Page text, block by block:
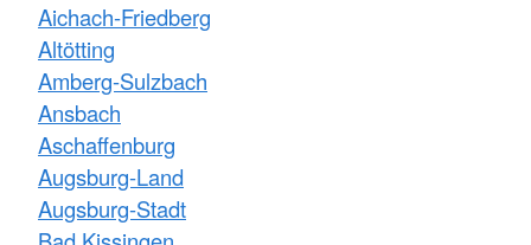
Aichach-Friedberg
Altötting
Amberg-Sulzbach
Ansbach
Aschaffenburg
Augsburg-Land
Augsburg-Stadt